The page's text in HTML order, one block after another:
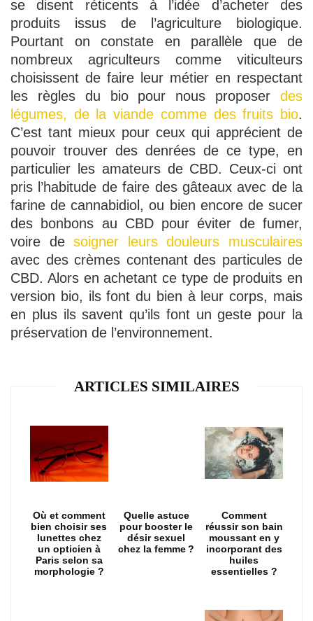
se disent réticents à l’idée d’acheter des
produits issus de l’agriculture biologique.
Pourtant on constate en parallèle que de
nombreux agriculteurs comme viticulteurs
choisissent de faire leur métier en respectant
les règles du bio pour nous proposer des
légumes, de la viande comme des fruits bio.
C’est tant mieux pour ceux qui apprécient de
pouvoir trouver des denrées de ce type, en
particulier les amateurs de CBD. Ceux-ci ont
pris l’habitude de faire des gâteaux avec de la
farine de cannabidiol, ou bien encore de sucer
des bonbons au CBD pour éviter de fumer,
voire desoigner leurs douleurs musculaires
avec des crèmes contenant des particules de
CBD. Alors en achetant ce type de produits en
version bio, ils font du bien à leur corps, mais
en plus ils savent qu’ils font un geste pour la
préservation de l’environnement.
ARTICLES SIMILAIRES
Où et comment
bien choisir ses
lunettes chez
un opticien à
Paris selon sa
morphologie ?
Quelle astuce
pour booster le
désir sexuel
chez la femme ?
Comment
réussir son bain
moussant en y
incorporant des
huiles
essentielles ?